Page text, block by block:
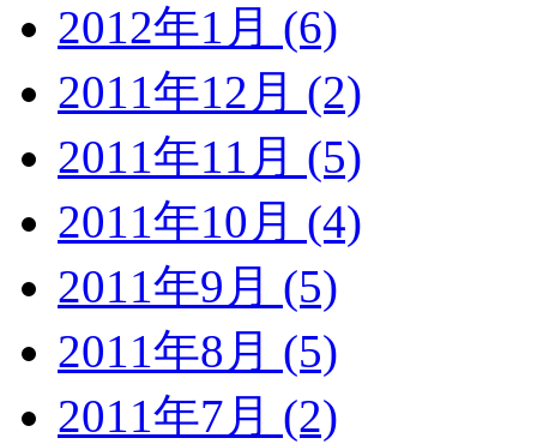
2012年1月 (6)
2011年12月 (2)
2011年11月 (5)
2011年10月 (4)
2011年9月 (5)
2011年8月 (5)
2011年7月 (2)